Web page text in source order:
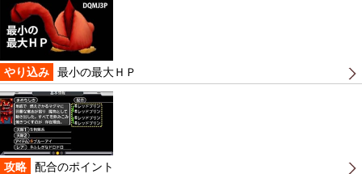
やり込み 最小の最大ＨＰ
攻略 配合のポイント